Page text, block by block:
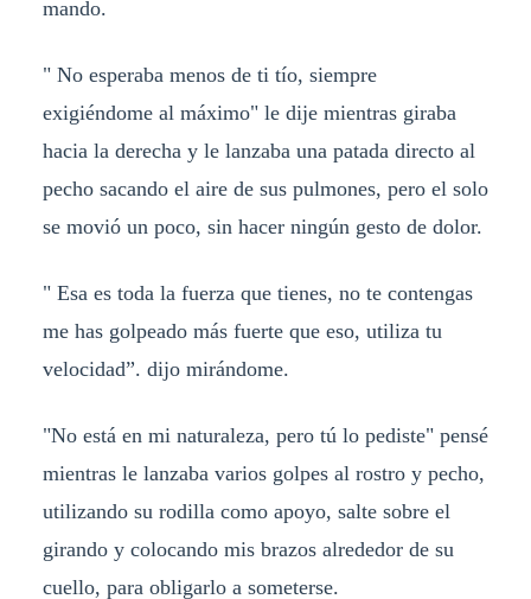
mando.
" No esperaba menos de ti tío, siempre
exigiéndome al máximo" le dije mientras giraba
hacia la derecha y le lanzaba una patada directo al
pecho sacando el aire de sus pulmones, pero el solo
se movió un poco, sin hacer ningún gesto de dolor.
" Esa es toda la fuerza que tienes, no te contengas
me has golpeado más fuerte que eso, utiliza tu
velocidad”. dijo mirándome.
"No está en mi naturaleza, pero tú lo pediste" pensé
mientras le lanzaba varios golpes al rostro y pecho,
utilizando su rodilla como apoyo, salte sobre el
girando y colocando mis brazos alrededor de su
cuello, para obligarlo a someterse.